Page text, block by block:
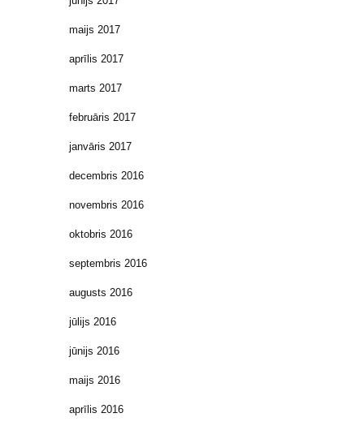
maijs 2017
aprīlis 2017
marts 2017
februāris 2017
janvāris 2017
decembris 2016
novembris 2016
oktobris 2016
septembris 2016
augusts 2016
jūlijs 2016
jūnijs 2016
maijs 2016
aprīlis 2016